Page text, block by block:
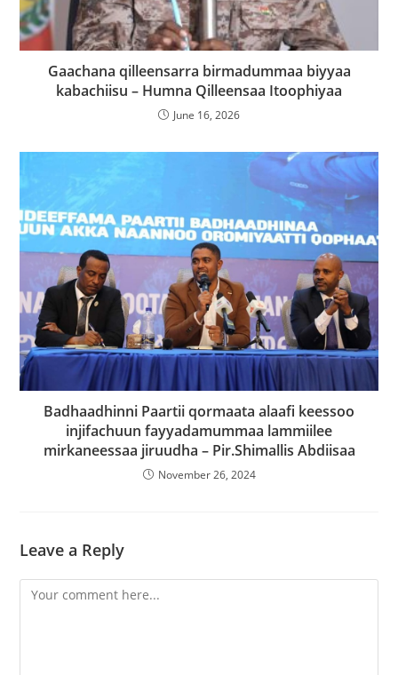
Gaachana qilleensarra birmadummaa biyyaa
kabachiisu – Humna Qilleensaa Itoophiyaa
June 16, 2026
Badhaadhinni Paartii qormaata alaafi keessoo
injifachuun fayyadamummaa lammiilee
mirkaneessaa jiruudha – Pir.Shimallis Abdiisaa
November 26, 2024
Leave a Reply